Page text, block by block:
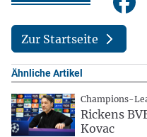
Zur Startseite
Ähnliche Artikel
Champions-
Rickens
Kovac